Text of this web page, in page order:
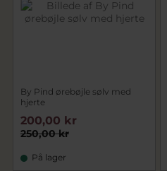
By Pind ørebøjle sølv med
hjerte
250,00 kr
200,00 kr
På lager